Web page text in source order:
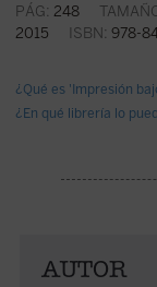
PÁG: 248
2015 ISBN: 978-
¿Qué es 'Impresión
¿En qué librería lo
AUTOR